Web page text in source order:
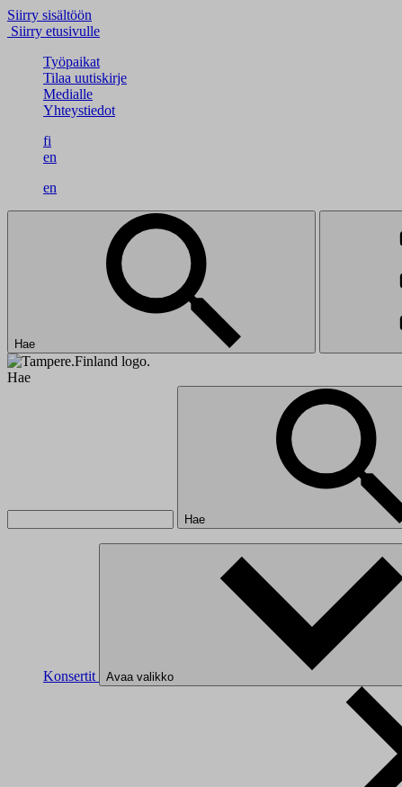
Siirry sisältöön
Siirry etusivulle
Työpaikat
Tilaa uutiskirje
Medialle
Yhteystiedot
fi
en
en
Hae
Hae
Hae
Konsertit Avaa valikko